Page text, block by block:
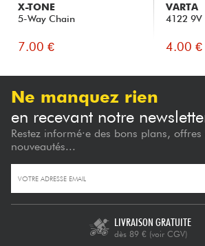
X-TONE
5-Way Chain
7.00 €
VARTA
4122 9V
4.00 €
Ne manquez rien
en recevant notre
Restez informé·e des bons plans, offres
nouveautés...
LIVRAISON GRATUITE
dès 89 € (voir CGV)